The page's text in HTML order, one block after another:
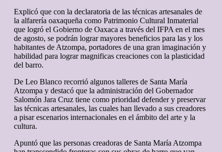
Explicó que con la declaratoria de las técnicas artesanales de
la alfarería oaxaqueña como Patrimonio Cultural Inmaterial
que logró el Gobierno de Oaxaca a través del IFPA en el mes
de agosto, se podrán lograr mayores beneficios para las y los
habitantes de Atzompa, portadores de una gran imaginación y
habilidad para lograr magnificas creaciones con la plasticidad
del barro.
De Leo Blanco recorrió algunos talleres de Santa María
Atzompa y destacó que la administración del Gobernador
Salomón Jara Cruz tiene como prioridad defender y preservar
las técnicas artesanales, las cuales han llevado a sus creadores
a pisar escenarios internacionales en el ámbito del arte y la
cultura.
Apuntó que las personas creadoras de Santa María Atzompa